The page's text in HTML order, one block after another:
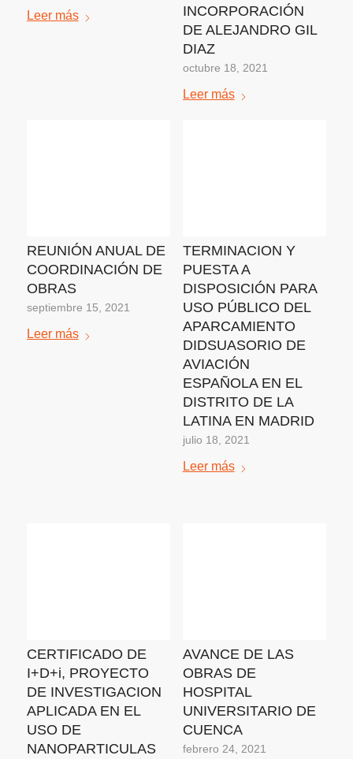
Leer más
INCORPORACIÓN
DE ALEJANDRO GIL
DIAZ
octubre 18, 2021
Leer más
REUNIÓN ANUAL DE
COORDINACIÓN DE
OBRAS
septiembre 15, 2021
Leer más
TERMINACION Y
PUESTA A
DISPOSICIÓN PARA
USO PÚBLICO DEL
APARCAMIENTO
DIDSUASORIO DE
AVIACIÓN
ESPAÑOLA EN EL
DISTRITO DE LA
LATINA EN MADRID
julio 18, 2021
Leer más
CERTIFICADO DE
I+D+i, PROYECTO
DE INVESTIGACION
APLICADA EN EL
USO DE
NANOPARTICULAS
AVANCE DE LAS
OBRAS DE
HOSPITAL
UNIVERSITARIO DE
CUENCA
febrero 24, 2021